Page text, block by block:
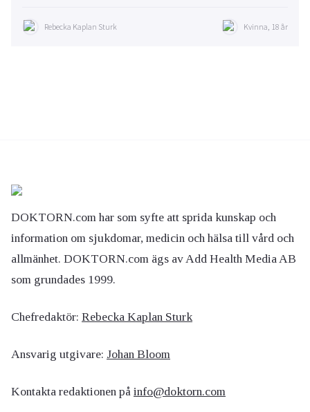
Rebecka Kaplan Sturk Kvinna, 18 år
DOKTORN.com har som syfte att sprida kunskap och
information om sjukdomar, medicin och hälsa till vård och
allmänhet. DOKTORN.com ägs av Add Health Media AB
som grundades 1999.
Chefredaktör: Rebecka Kaplan Sturk
Ansvarig utgivare: Johan Bloom
Kontakta redaktionen på info@doktorn.com